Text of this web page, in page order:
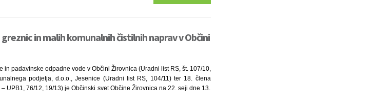
in malih komunalnih čistilnih naprav v Občini
padavinske odpadne vode v Občini Žirovnica (Uradni list RS, št. 107/10,
podjetja, d.o.o., Jesenice (Uradni list RS, 104/11) ter 18. člena
UPB1, 76/12, 19/13) je Občinski svet Občine Žirovnica na 22. seji dne 13.